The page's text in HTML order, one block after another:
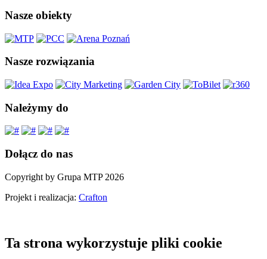
Nasze obiekty
Nasze rozwiązania
Należymy do
Dołącz do nas
Copyright by Grupa MTP 2026
Projekt i realizacja: Crafton
Ta strona wykorzystuje pliki cookie